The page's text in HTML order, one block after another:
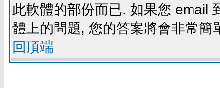
此軟體的部份而已. 如果您 email
體上的問題, 您的答案將會非常簡
回頂端